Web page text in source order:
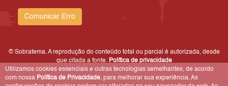
Comunicar Erro
© Sobratema. A reprodução do conteúdo total ou parcial é autorizada, desde
que citada a fonte. Política de privacidade
Utilizamos cookies essenciais e outras tecnologias semelhantes, de acordo
com nossa Política de Privacidade, para melhorar sua experiência. As